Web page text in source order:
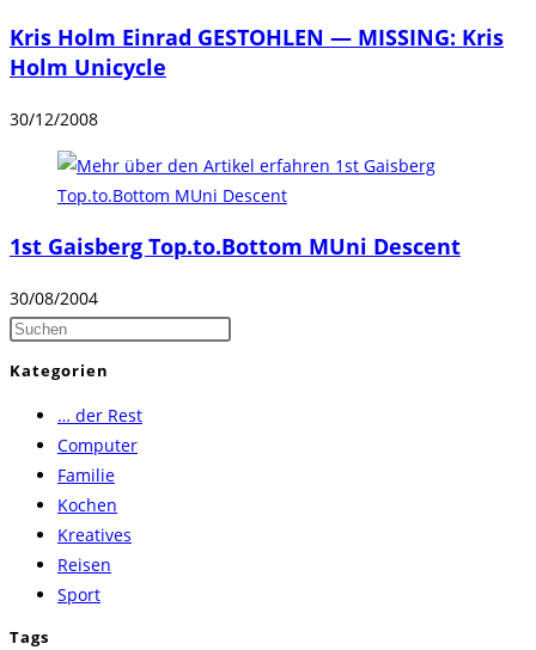
Kris Holm Einrad GESTOHLEN — MISSING: Kris
Holm Unicycle
30/12/2008
1st Gaisberg Top.to.Bottom MUni Descent
30/08/2004
Press
Kategorien
… der Rest
Computer
Familie
Kochen
Kreatives
Reisen
Sport
Tags